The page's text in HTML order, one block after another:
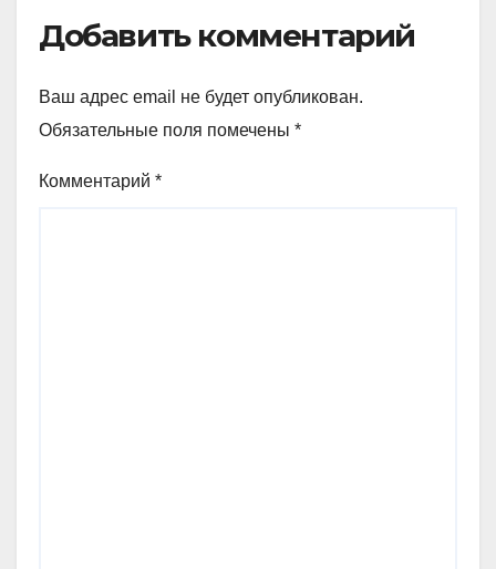
Добавить комментарий
Ваш адрес email не будет опубликован.
Обязательные поля помечены *
Комментарий *